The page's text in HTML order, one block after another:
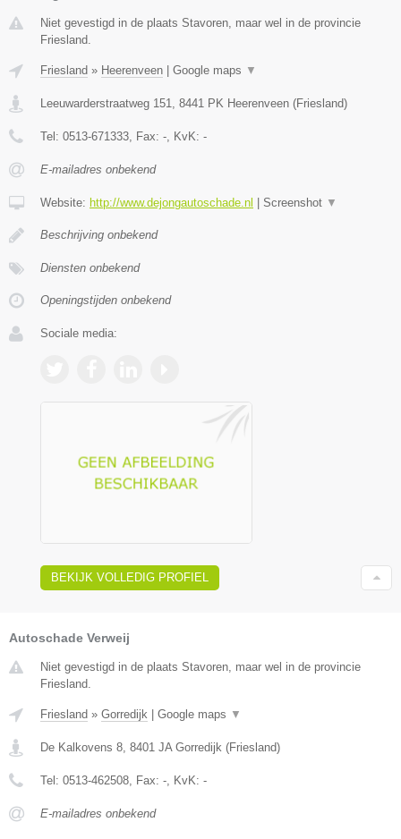
Niet gevestigd in de plaats Stavoren, maar wel in de provincie
Friesland.
Friesland » Heerenveen Google maps ▼
Leeuwarderstraatweg 151, 8441 PK Heerenveen (Friesland)
Tel: 0513-671333, Fax: -, KvK: -
E-mailadres onbekend
Website: http://www.dejongautoschade.nl Screenshot ▼
Beschrijving onbekend
Diensten onbekend
Openingstijden onbekend
Sociale media:
BEKIJK VOLLEDIG PROFIEL
Autoschade Verweij
Niet gevestigd in de plaats Stavoren, maar wel in de provincie
Friesland.
Friesland » Gorredijk Google maps ▼
De Kalkovens 8, 8401 JA Gorredijk (Friesland)
Tel: 0513-462508, Fax: -, KvK: -
E-mailadres onbekend